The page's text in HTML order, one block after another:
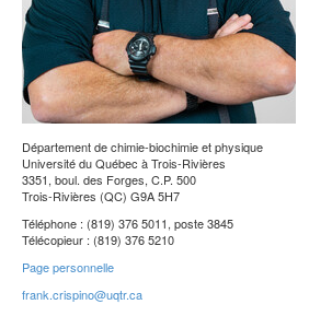
Département de chimie-biochimie et physique
Université du Québec à Trois-Rivières
3351, boul. des Forges, C.P. 500
Trois-Rivières (QC) G9A 5H7
Téléphone : (819) 376 5011, poste 3845
Télécopieur : (819) 376 5210
Page personnelle
frank.crispino@uqtr.ca